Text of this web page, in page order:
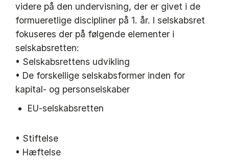
videre på den undervisning, der er givet i de
formueretlige discipliner på 1. år. I selskabsret
fokuseres der på følgende elementer i
selskabsretten:
• Selskabsrettens udvikling
• De forskellige selskabsformer inden for
kapital- og personselskaber
EU-selskabsretten
• Stiftelse
• Hæftelse